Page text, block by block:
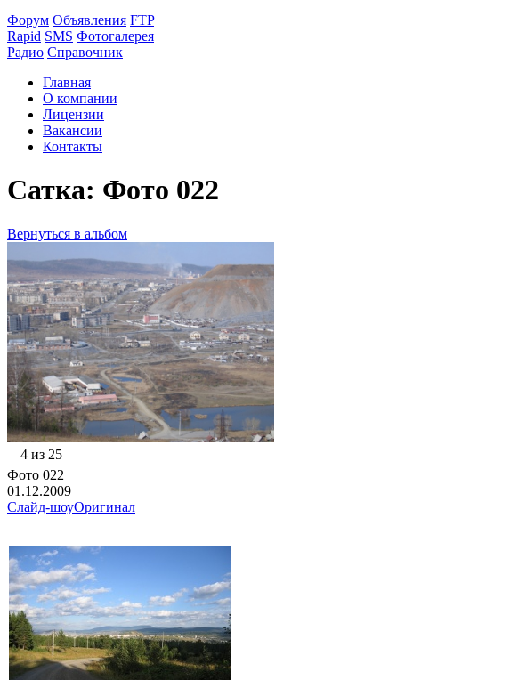
Форум Объявления FTP
Rapid SMS Фотогалерея
Радио Справочник
Главная
О компании
Лицензии
Вакансии
Контакты
Сатка: Фото 022
Вернуться в альбом
4 из 25
Фото 022
01.12.2009
Слайд-шоуОригинал